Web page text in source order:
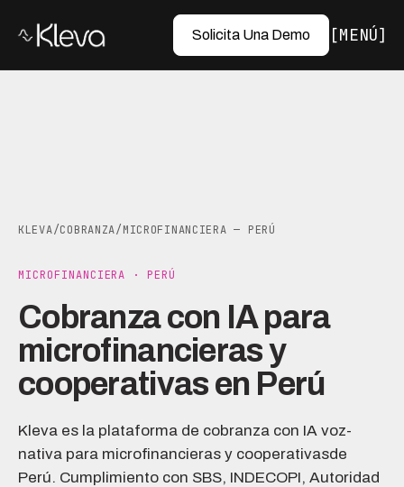
Solicita Una Demo MENÚ
KLEVA/COBRANZA/MICROFINANCIERA — PERÚ
MICROFINANCIERA · PERÚ
Cobranza con IA para
microfinancieras y
cooperativas en Perú
Kleva es la plataforma de cobranza con IA voz-
nativa para microfinancieras y cooperativasde
Perú. Cumplimiento con SBS, INDECOPI, Autoridad